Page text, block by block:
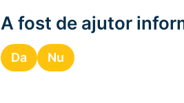
A fost de ajutor
Da Nu